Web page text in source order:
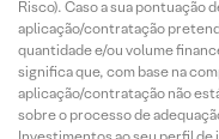
Risco). Caso a sua pontuação
aplicação/contratação
quantidade e/ou volume
significa que, com base na
aplicação/contratação não
sobre o processo de